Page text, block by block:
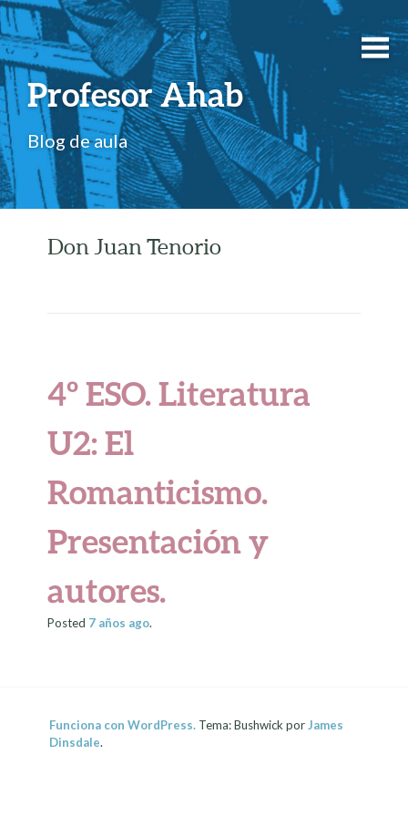
Profesor Ahab
Blog de aula
Don Juan Tenorio
4º ESO. Literatura
U2: El
Romanticismo.
Presentación y
autores.
Posted 7 años ago.
Funciona con WordPress. Tema: Bushwick por James
Dinsdale.